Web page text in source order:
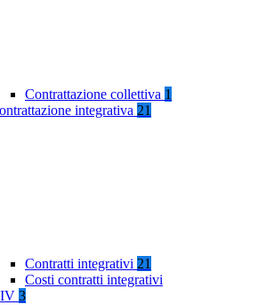
Contrattazione collettiva 1
integrativa 21
Contratti integrativi 21
Costi contratti integrativi
3